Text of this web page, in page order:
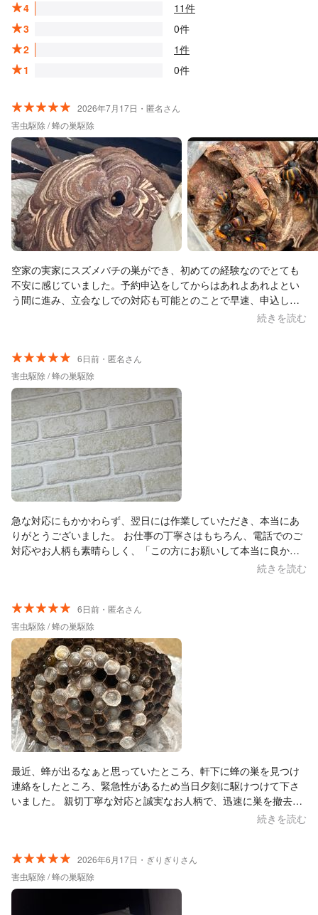
4
11件
3
0件
2
1件
1
0件
2026年7月17日・匿名さん
害虫駆除 / 蜂の巣駆除
空家の実家にスズメバチの巣ができ、初めての経験なのでとても
不安に感じていました。予約申込をしてからはあれよあれよとい
う間に進み、立会なしでの対応も可能とのことで早速、申込した
翌日にも対応いただけるとのことではありましたが、立会せずに
いたことから、思い切って作業をお願いしました。 その結果、作
業当日は現地の到着連絡や作業前後の状況報告などをこまめにし
ていただいたうえ、その晩には戻り蜂の対応や今後の予防策につ
いても丁寧にアドバイスを頂きましたので、本当に助かりまし
た。空家でなかなか立会に行くだけでも時間と労力がかかる身に
とっては本当に助かりました。また何かあればお願いしたいと思
います。
続きを読む
6日前・匿名さん
害虫駆除 / 蜂の巣駆除
急な対応にもかかわらず、翌日には作業していただき、本当にあ
りがとうございました。 お仕事の丁寧さはもちろん、電話でのご
対応やお人柄も素晴らしく、「この方にお願いして本当に良かっ
続きを読む
6日前・匿名さん
害虫駆除 / 蜂の巣駆除
最近、蜂が出るなぁと思っていたところ、軒下に蜂の巣を見つけ
連絡をしたところ、緊急性があるため当日夕刻に駆けつけて下さ
いました。 親切丁寧な対応と誠実なお人柄で、迅速に巣を撤去し
て下さいました。蜂に対する今後の対策や、今後巣が出来辛い薬
続きを読む
2026年6月17日・ぎりぎりさん
害虫駆除 / 蜂の巣駆除